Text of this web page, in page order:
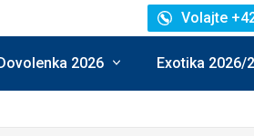
Volajte
2026 Exotika 2026/